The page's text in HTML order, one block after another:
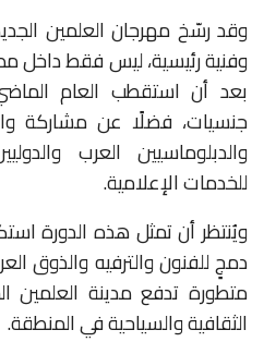
وقد رسّخ مهرجان العلمين
وفنية رئيسية، ليس فقط داخل
جنسيات، فضلًا عن مشاركة
والدبلوماسيين العرب
للخدمات الإعلامية.
ويُنتظر أن تمثل هذه الدورة
دمجٍ للفنون والترفيه والذوق
متطورة تدفع مدينة العلمين
الثقافية والسياحية في المنطقة.